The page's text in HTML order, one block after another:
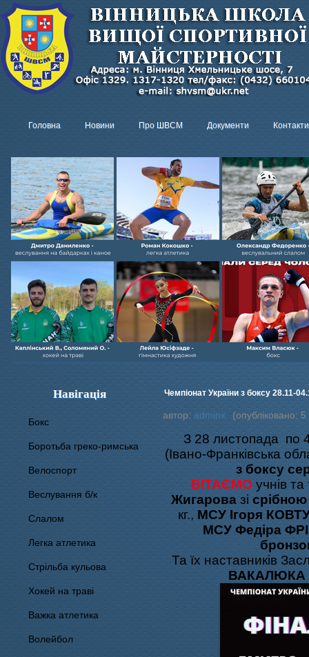
Головна Новини Про ШВСМ Документи Контакти
Навігація
Бокс
Боротьба греко-римська
Велоспорт
Веслування б/к
Cлалом
Легка атлетика
Стрільба кульова
Хокей на траві
Важка атлетика
Волейбол
Чемпіонат України з боксу 28.11-
автор: adminx (опубліковано:
З 28 листопада по
(Івано-Франківська
з боксу
ВІТАЄМО учнів
Жигаровазі
кг.,МСУ Ігоря
МСУ Федіра
Та їх наставників
ВАКАЛЮКА